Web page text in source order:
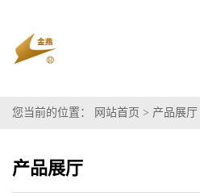
您当前的位置： 网站首页 > 产品展厅
产品展厅